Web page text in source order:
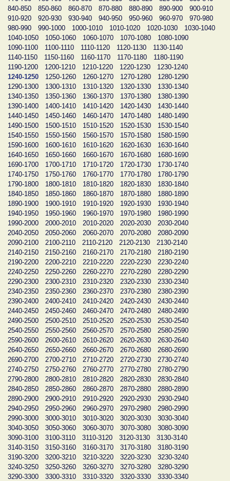
840-850
850-860 860-870 870-880 880-890 890-900
900-910
910-920
920-930 930-940 940-950 950-960 960-970
970-980
980-990
990-1000 1000-1010 1010-1020 1020-1030
1030-1040
1040-1050
1050-1060 1060-1070 1070-1080
1080-1090
1090-1100
1100-1110 1110-1120 1120-1130
1130-1140
1140-1150
1150-1160 1160-1170 1170-1180
1180-1190
1190-1200
1200-1210 1210-1220 1220-1230
1230-1240
1240-1250
1250-1260 1260-1270 1270-1280
1280-1290
1290-1300
1300-1310 1310-1320 1320-1330
1330-1340
1340-1350
1350-1360 1360-1370 1370-1380
1380-1390
1390-1400
1400-1410 1410-1420 1420-1430
1430-1440
1440-1450
1450-1460 1460-1470 1470-1480
1480-1490
1490-1500
1500-1510 1510-1520 1520-1530
1530-1540
1540-1550
1550-1560 1560-1570 1570-1580
1580-1590
1590-1600
1600-1610 1610-1620 1620-1630
1630-1640
1640-1650
1650-1660 1660-1670 1670-1680
1680-1690
1690-1700
1700-1710 1710-1720 1720-1730
1730-1740
1740-1750
1750-1760 1760-1770 1770-1780
1780-1790
1790-1800
1800-1810 1810-1820 1820-1830
1830-1840
1840-1850
1850-1860 1860-1870 1870-1880
1880-1890
1890-1900
1900-1910 1910-1920 1920-1930
1930-1940
1940-1950
1950-1960 1960-1970 1970-1980
1980-1990
1990-2000
2000-2010 2010-2020 2020-2030
2030-2040
2040-2050
2050-2060 2060-2070 2070-2080
2080-2090
2090-2100
2100-2110 2110-2120 2120-2130
2130-2140
2140-2150
2150-2160 2160-2170 2170-2180
2180-2190
2190-2200
2200-2210 2210-2220 2220-2230
2230-2240
2240-2250
2250-2260 2260-2270 2270-2280
2280-2290
2290-2300
2300-2310 2310-2320 2320-2330
2330-2340
2340-2350
2350-2360 2360-2370 2370-2380
2380-2390
2390-2400
2400-2410 2410-2420 2420-2430
2430-2440
2440-2450
2450-2460 2460-2470 2470-2480
2480-2490
2490-2500
2500-2510 2510-2520 2520-2530
2530-2540
2540-2550
2550-2560 2560-2570 2570-2580
2580-2590
2590-2600
2600-2610 2610-2620 2620-2630
2630-2640
2640-2650
2650-2660 2660-2670 2670-2680
2680-2690
2690-2700
2700-2710 2710-2720 2720-2730
2730-2740
2740-2750
2750-2760 2760-2770 2770-2780
2780-2790
2790-2800
2800-2810 2810-2820 2820-2830
2830-2840
2840-2850
2850-2860 2860-2870 2870-2880
2880-2890
2890-2900
2900-2910 2910-2920 2920-2930
2930-2940
2940-2950
2950-2960 2960-2970 2970-2980
2980-2990
2990-3000
3000-3010 3010-3020 3020-3030
3030-3040
3040-3050
3050-3060 3060-3070 3070-3080
3080-3090
3090-3100
3100-3110 3110-3120 3120-3130
3130-3140
3140-3150
3150-3160 3160-3170 3170-3180
3180-3190
3190-3200
3200-3210 3210-3220 3220-3230
3230-3240
3240-3250
3250-3260 3260-3270 3270-3280
3280-3290
3290-3300
3300-3310 3310-3320 3320-3330
3330-3340